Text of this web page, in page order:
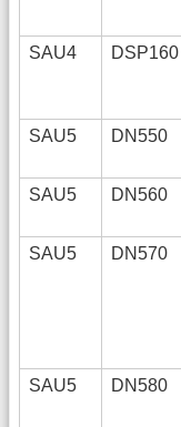
SAU4 DSP160
SAU5 DN550
SAU5
DN560
SAU5
DN570
SAU5
DN580